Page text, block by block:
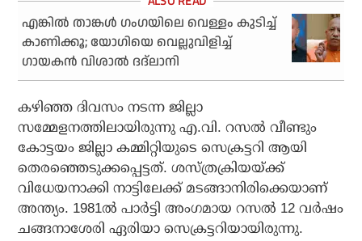
എങ്കില്‍ താങ്കള്‍ ഗംഗയിലെ വെള്ളം കുടിച്ച്
കാണിക്കൂ; യോഗിയെ വെല്ലുവിളിച്ച്
ഗായകന്‍ വിശാല്‍ ദദ്‌ലാനി
കഴിഞ്ഞ ദിവസം നടന്ന ജില്ലാ
സമ്മേളനത്തിലായിരുന്നു എ.വി. റസൽ വീണ്ടും
കോട്ടയം ജില്ലാ കമ്മിറ്റിയുടെ സെക്രട്ടറി ആയി
തെരഞ്ഞെടുക്കപ്പെട്ടത്. ശസ്ത്രക്രിയയ്ക്ക്
വിധേയനാക്കി നാട്ടിലേക്ക് മടങ്ങാനിരിക്കെയാണ്
അന്ത്യം. 1981ൽ പാർട്ടി അംഗമായ റസൽ 12 വർഷം
ചങ്ങനാശേരി ഏരിയാ സെക്രട്ടറിയായിരുന്നു.